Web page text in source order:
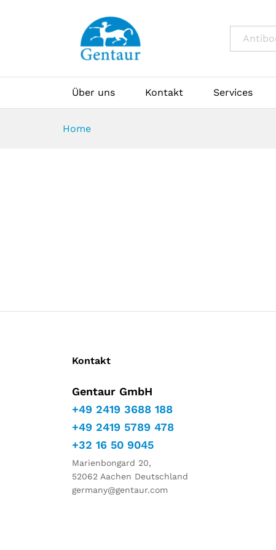
Über uns Kontakt Services
Home
Kontakt
Gentaur GmbH
+49 2419 3688 188
+49 2419 5789 478
+32 16 50 9045
Marienbongard 20,
52062 Aachen Deutschland
germany@gentaur.com